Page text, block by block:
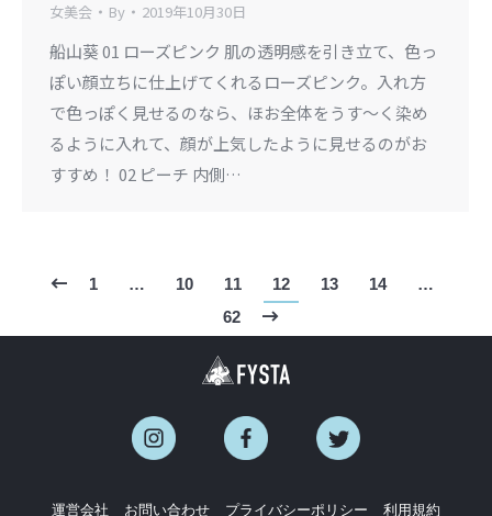
女美会 By 2019年10月30日
船山葵 01 ローズピンク 肌の透明感を引き立て、色っ
ぽい顔立ちに仕上げてくれるローズピンク。入れ方
で色っぽく見せるのなら、ほお全体をうす〜く染め
るように入れて、顔が上気したように見せるのがお
すすめ！ 02 ピーチ 内側…
1 … 10 11 12 13 14
…
62
運営会社 お問い合わせ プライバシーポリシー 利用規約